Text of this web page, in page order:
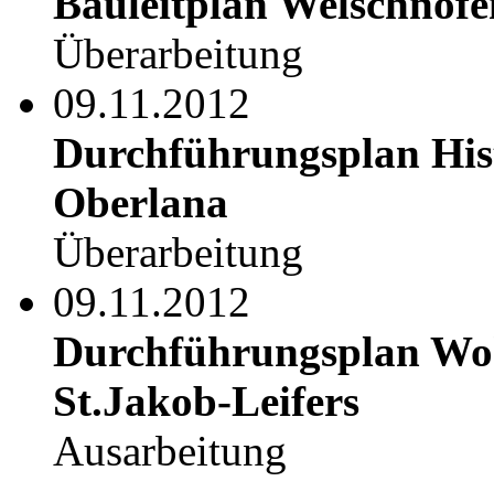
Überarbeitung
09.11.2012
Durchführungsplan
Oberlana
Überarbeitung
09.11.2012
Durchführungsplan
St.Jakob-Leifers
Ausarbeitung